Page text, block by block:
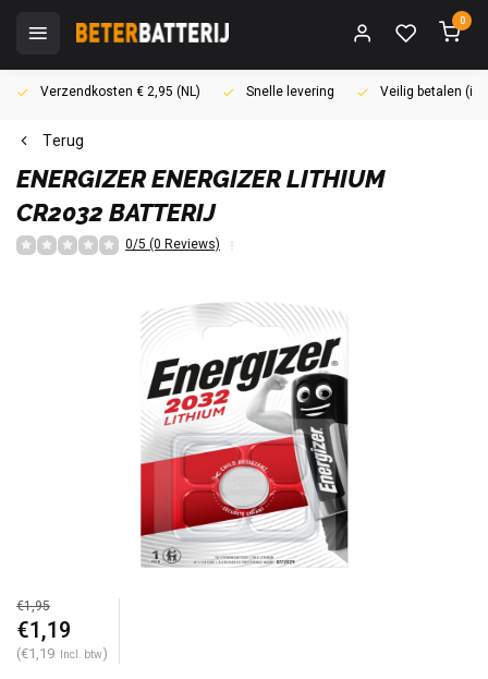
0
Verzendkosten € 2,95 (NL) Snelle levering Veilig betalen
Terug
ENERGIZERENERGIZER LITHIUM
CR2032 BATTERIJ
0/5 (0 Reviews)
€1,95
€1,19
(€1,19 Incl. btw)